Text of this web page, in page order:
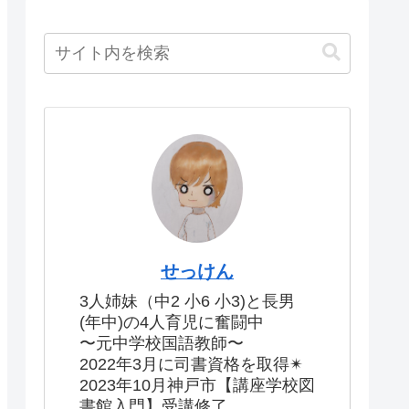
せっけん
3人姉妹（中2 小6 小3)と長男
(年中)の4人育児に奮闘中
〜元中学校国語教師〜
2022年3月に司書資格を取得✴︎
2023年10月神戸市【講座学校図